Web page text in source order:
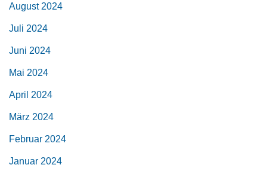
August 2024
Juli 2024
Juni 2024
Mai 2024
April 2024
März 2024
Februar 2024
Januar 2024